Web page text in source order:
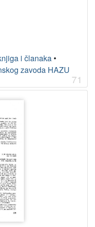
i članaka •
zavoda HAZU
71